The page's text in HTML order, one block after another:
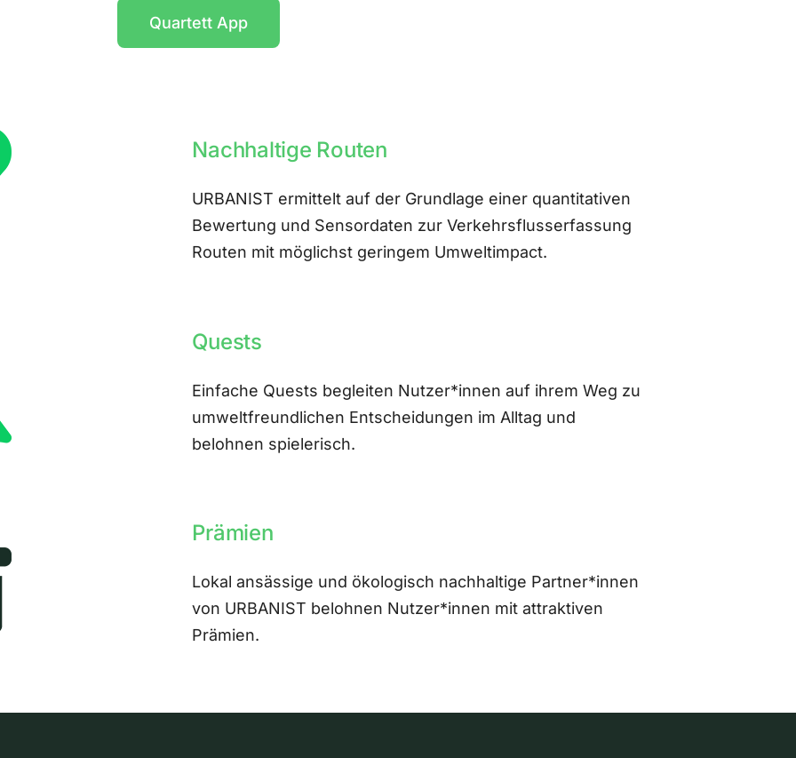
Quartett App
Nachhaltige Routen
URBANIST ermittelt auf der Grundlage einer quantitativen
Bewertung und Sensordaten zur Verkehrsflusserfassung
Routen mit möglichst geringem Umweltimpact.
Quests
Einfache Quests begleiten Nutzer*innen auf ihrem Weg zu
umweltfreundlichen Entscheidungen im Alltag und
belohnen spielerisch.
Prämien
Lokal ansässige und ökologisch nachhaltige Partner*innen
von URBANIST belohnen Nutzer*innen mit attraktiven
Prämien.